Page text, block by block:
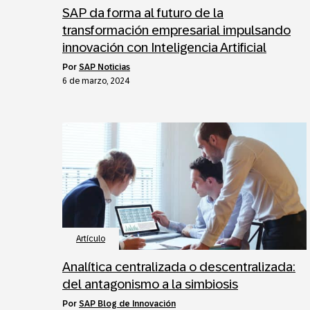
SAP da forma al futuro de la
transformación empresarial impulsando
innovación con Inteligencia Artificial
por SAP Noticias
6 de marzo, 2024
Artículo
Analítica centralizada o descentralizada:
del antagonismo a la simbiosis
por SAP Blog de Innovación